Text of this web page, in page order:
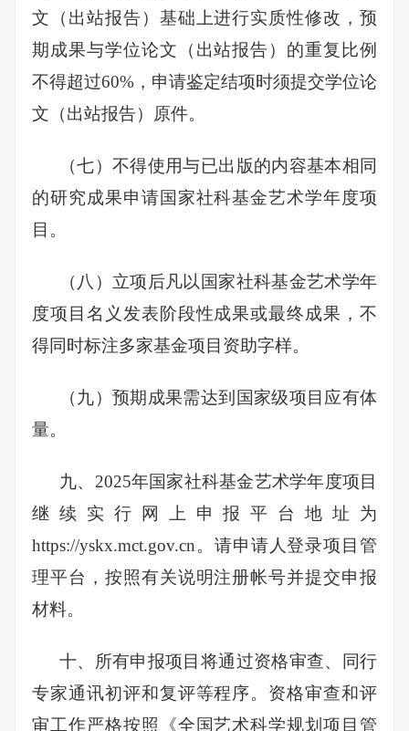
文（出站报告）基础上进行实质性修改，预
期成果与学位论文（出站报告）的重复比例
不得超过60%，申请鉴定结项时须提交学位论
文（出站报告）原件。
（七）不得使用与已出版的内容基本相同
的研究成果申请国家社科基金艺术学年度项
目。
（八）立项后凡以国家社科基金艺术学年
度项目名义发表阶段性成果或最终成果，不
得同时标注多家基金项目资助字样。
（九）预期成果需达到国家级项目应有体
量。
九、2025年国家社科基金艺术学年度项目
继续实行网上申报平台地址为
https://yskx.mct.gov.cn。请申请人登录项目管
理平台，按照有关说明注册帐号并提交申报
材料。
十、所有申报项目将通过资格审查、同行
专家通讯初评和复评等程序。资格审查和评
审工作严格按照《全国艺术科学规划项目管